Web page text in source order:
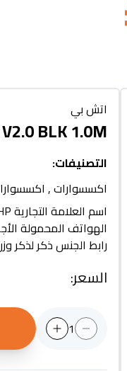
اتش بي
BLK 1.0M
التصنيفات:
اكسسوارات,
الهواتف المحمولة
رابط الجنس ذكر لذكر وزن السلعة
السعر:
1